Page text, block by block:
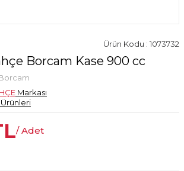
Ürün Kodu : 1073732
Borcam Kase 900 cc
Markası
Ürünleri
/ Adet